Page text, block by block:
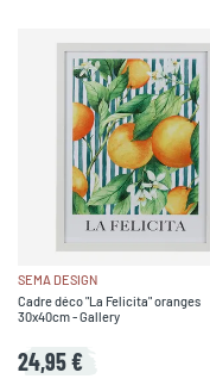
SEMA DESIGN
Cadre déco "La Felicita" oranges
30x40cm - Gallery
24,95 €